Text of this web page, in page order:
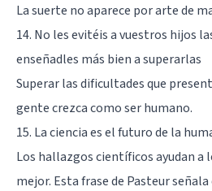
La suerte no aparece por arte de
14. No les evitéis a vuestros hijos
enseñadles más bien a superarlas
Superar las dificultades que
gente crezca como ser humano.
15. La ciencia es el futuro de la
Los hallazgos científicos ayudan a
mejor. Esta frase de Pasteur